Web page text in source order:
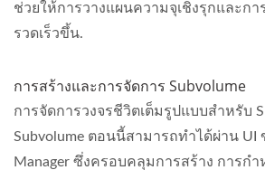
ช่วยให้การวางแผนความจุเชิงรุกและก
รวดเร็วขึ้น.
การสร้างและการจัดการ Subvolume
การจัดการวงจรชีวิตเต็มรูปแบบสำหรับ
Subvolume ตอนนี้สามารถทำได้ผ่าน UI
Manager ซึ่งครอบคลุมการสร้าง การก